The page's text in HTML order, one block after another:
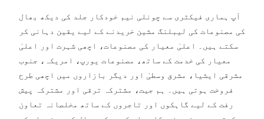
آپ ہماری فیکٹری سے چونلی نیم خودکار جلد کی دیکھ بھال
کی مصنوعات کی لیبلنگ مشین خریدنے کے لیے یقین دہانی کر
سکتے ہیں۔ اعلیٰ معیار کی مصنوعات، اچھی شہرت اور اعلیٰ
معیار کی خدمت کے ساتھ، مصنوعات یورپ، امریکہ، جنوب
مشرقی ایشیا، مشرق وسطیٰ اور دیگر بازاروں میں اچھی طرح
فروخت ہوتی ہیں۔ ہم جیت، مشترکہ ترقی اور مشترکہ پیش
رفت کے لیے گاہکوں اور تاجروں کے ساتھ مخلصانہ تعاون